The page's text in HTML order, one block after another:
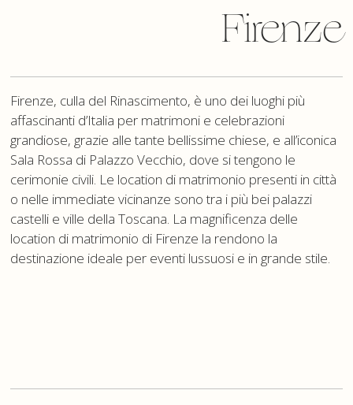
Firenze
Firenze, culla del Rinascimento, è uno dei luoghi più
affascinanti d’Italia per matrimoni e celebrazioni
grandiose, grazie alle tante bellissime chiese, e all’iconica
Sala Rossa di Palazzo Vecchio, dove si tengono le
cerimonie civili. Le location di matrimonio presenti in città
o nelle immediate vicinanze sono tra i più bei palazzi
castelli e ville della Toscana. La magnificenza delle
location di matrimonio di Firenze la rendono la
destinazione ideale per eventi lussuosi e in grande stile.